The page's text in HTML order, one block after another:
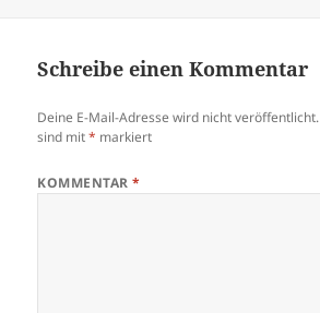
Schreibe einen Kommentar
Deine E-Mail-Adresse wird nicht veröffentlicht.
sind mit* markiert
KOMMENTAR*